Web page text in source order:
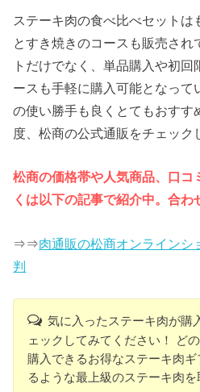
ステーキ肉の食べ比べセットは
とすき焼きのコースも販売され
トだけでなく、単品購入や初回
ースも手軽に購入可能となって
の使い勝手も良くとてもおすす
度、松商の公式通販をチェック
松商の価格帯や人気商品、口コ
くは以下の記事で紹介中。合わ
⇒⇒肉通販の松商オンラインシ
判
気に入ったステーキ肉が購
ェックしてみてください！ ど
購入できるお得なステーキ肉ギ
るような最上級のステーキ肉を